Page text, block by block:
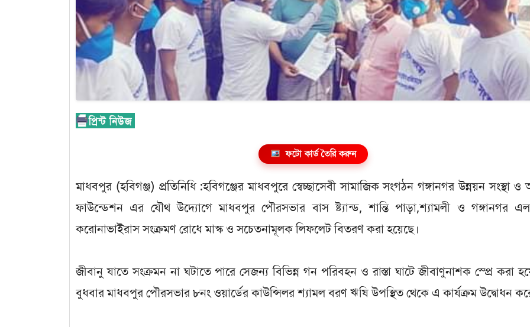
ফটো কার্ড তৈরি করুন
মাধবপুর (হবিগঞ্জ) প্রতিনিধি :হবিগঞ্জের মাধবপুরে স্বেচ্ছাসেবী সামাজিক সংগঠন গঙ্গানগর উন্নয়ন সংস্থা
ফাউন্ডেশন এর যৌথ উদ্যোগে মাধবপুর পৌরসভার বাস ষ্ট্যান্ড, শান্তি পাড়া,শ্যামলী ও গঙ্গানগর
করোনাভাইরাস সংক্রমণ রোধে মাস্ক ও সচেতনামূলক লিফলেট বিতরণ করা হয়েছে।
জীবানু যাতে সংক্রমন না ঘটাতে পারে সেজন্য বিভিন্ন গন পরিবহন ও রাস্তা ঘাটে জীবাণুনাশক স্প্রে করা
বুধবার মাধবপুর পৌরসভার ৮নং ওয়ার্ডের কাউন্সিলর শ্যামল বরণ ঋষি উপস্থিত থেকে এ কার্যক্রম উদ্বোধন